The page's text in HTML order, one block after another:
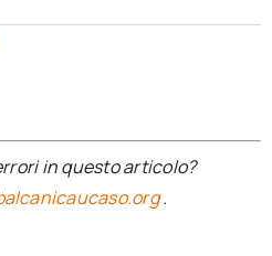
in questo articolo?
.